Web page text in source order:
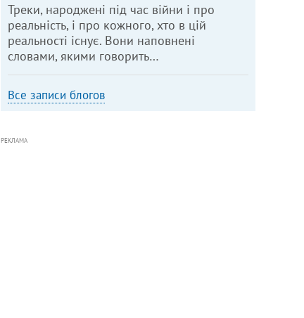
Треки, народжені під час війни і про
реальність, і про кожного, хто в цій
реальності існує. Вони наповнені
словами, якими говорить…
Все записи блогов
РЕКЛАМА